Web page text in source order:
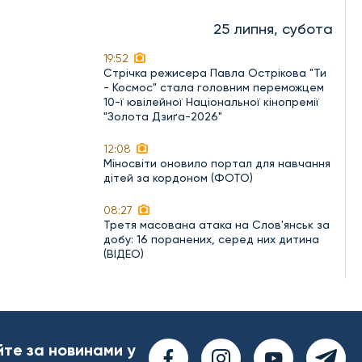
25 липня, субота
19:52
Стрічка режисера Павла Острікова "Ти
- Космос" стала головним переможцем
10-ї ювілейної Національної кінопремії
"Золота Дзиґа-2026"
12:08
Міносвіти оновило портал для навчання
дітей за кордоном (ФОТО)
08:27
Третя масована атака на Слов'янськ за
добу: 16 поранених, серед них дитина
(ВІДЕО)
за новинами у